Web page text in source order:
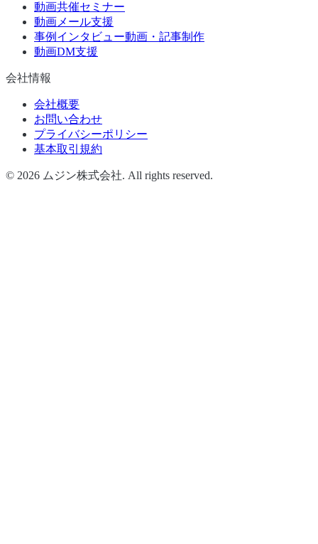
動画共催セミナー
動画メール支援
事例インタビュー動画・記事制作
動画DM支援
会社情報
会社概要
お問い合わせ
プライバシーポリシー
基本取引規約
© 2026 ムジン株式会社. All rights reserved.